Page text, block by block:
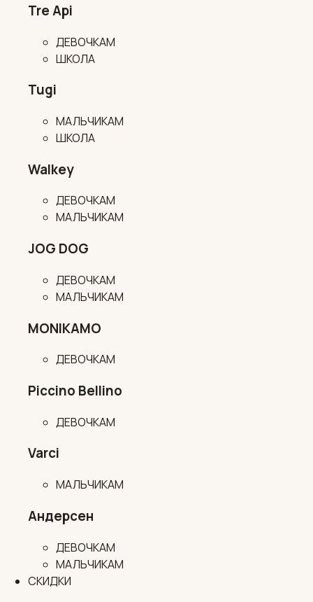
Tre Api
ДЕВОЧКАМ
ШКОЛА
Tugi
МАЛЬЧИКАМ
ШКОЛА
Walkey
ДЕВОЧКАМ
МАЛЬЧИКАМ
JOG DOG
ДЕВОЧКАМ
МАЛЬЧИКАМ
MONIKAMO
ДЕВОЧКАМ
Piccino Bellino
ДЕВОЧКАМ
Varci
МАЛЬЧИКАМ
Андерсен
ДЕВОЧКАМ
МАЛЬЧИКАМ
СКИДКИ